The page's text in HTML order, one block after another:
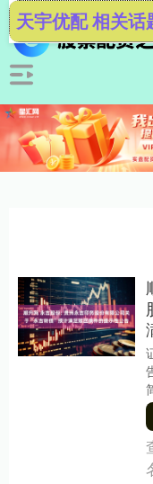
天宇优配 相关话